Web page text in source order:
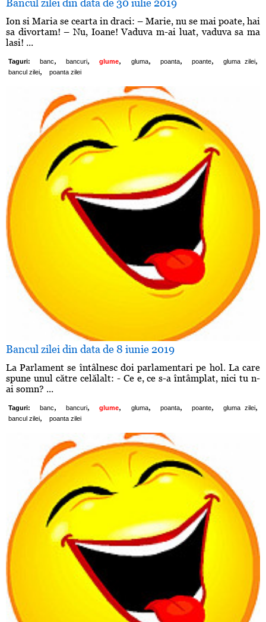
Bancul zilei din data de 30 iulie 2019
Ion si Maria se cearta in draci: – Marie, nu se mai poate, hai
sa divortam! – Nu, Ioane! Vaduva m-ai luat, vaduva sa ma
lasi! ...
Taguri: banc, bancuri, glume, gluma, poanta, poante, gluma zilei,
bancul zilei, poanta zilei
Bancul zilei din data de 8 iunie 2019
La Parlament se întâlnesc doi parlamentari pe hol. La care
spune unul către celălalt: - Ce e, ce s-a întâmplat, nici tu n-
ai somn? ...
Taguri: banc, bancuri, glume, gluma, poanta, poante, gluma zilei,
bancul zilei, poanta zilei